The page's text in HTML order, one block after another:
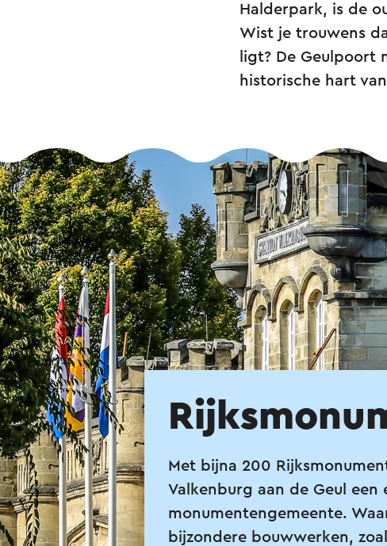
Halderpark, is de
Wist je trouwens
ligt? De Geulpoort
historische hart
Met bijna 200
Valkenburg aan de Geul een
monumentengemeente.
bijzondere bouwwerken,